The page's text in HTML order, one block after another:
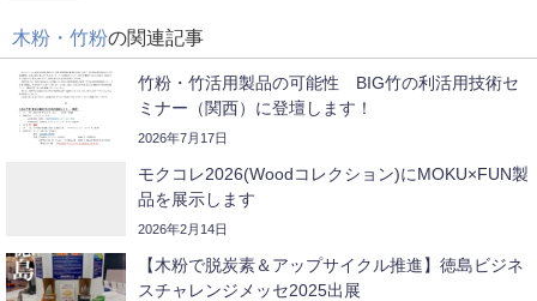
木粉・竹粉の関連記事
竹粉・竹活用製品の可能性 BIG竹の利活用技術セ
ミナー（関西）に登壇します！
2026年7月17日
モクコレ2026(Woodコレクション)にMOKU×FUN製
品を展示します
2026年2月14日
【木粉で脱炭素＆アップサイクル推進】徳島ビジネ
スチャレンジメッセ2025出展